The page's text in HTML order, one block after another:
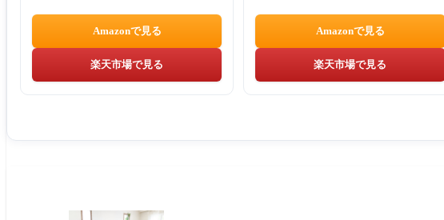
Amazonで見る
楽天市場で見る
Amazonで見る
楽天市場で見る